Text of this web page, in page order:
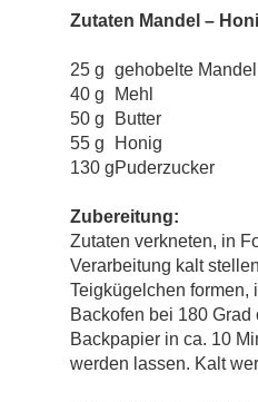
Zutaten Mandel –
25 g gehobelte
40 g
Mehl
50 g
Butter
55 g
Honig
130 gPuderzucker
Zubereitung:
Zutaten verkneten, in
Verarbeitung kalt
Teigkügelchen formen,
Backofen bei 180 Grad
Backpapier in ca. 10
werden lassen. Kalt